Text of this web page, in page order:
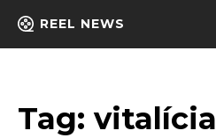
REEL NEWS
Tag: vitalícia